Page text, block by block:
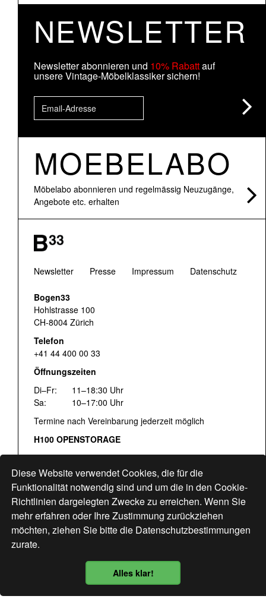
Datenschutzbestimmung
Diese Website verwendet Cookies, die für die
Funktionalität notwendig sind und um die in den Cookie-
Richtlinien dargelegten Zwecke zu erreichen. Wenn Sie
mehr erfahren oder Ihre Zustimmung zurückziehen
möchten, ziehen Sie bitte die Datenschutzbestimmungen
zurate.
Alles klar!
NEWSLETTER
Newsletter abonnieren und 10% Rabattauf
unsere Vintage-Möbelklassiker sichern!
MOEBELABO
Möbelabo abonnieren und regelmässig Neuzugänge,
Angebote etc. erhalten
Newsletter Presse Impressum Datenschutz
Bogen33
Hohlstrasse 100
CH-8004 Zürich
Telefon
+41 44 400 00 33
Öffnungszeiten
Di–Fr:
11–18:30 Uhr
Sa:
10–17:00 Uhr
Termine nach Vereinbarung jederzeit möglich
H100 OPENSTORAGE
Fr:
16:00–18:30 Uhr
Sa: 12:00–17:00 Uhr
Hohlstrasse 122
www.bogen33.ch